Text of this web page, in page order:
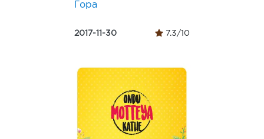
Гора
2017-11-30 7.3/10